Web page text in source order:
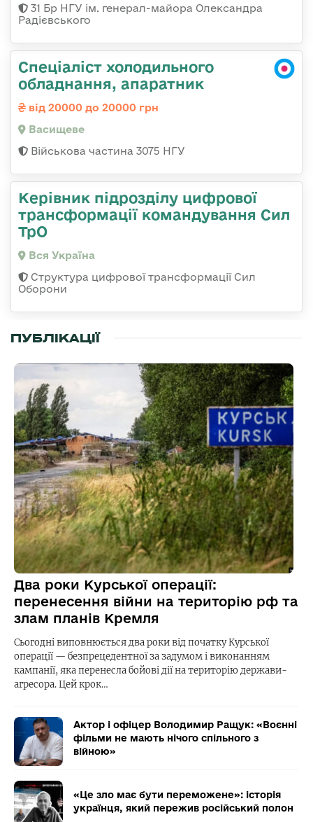
31 Бр НГУ ім. генерал-майора Олександра
Радієвського
Спеціаліст холодильного
обладнання, апаратник
від 20000 до 20000 грн
Васищеве
Військова частина 3075 НГУ
Керівник підрозділу цифрової
трансформації командування Сил
ТрО
Вся Україна
Структура цифрової трансформації Сил
Оборони
ПУБЛІКАЦІЇ
Два роки Курської операції:
перенесення війни на територію рф та
злам планів Кремля
Сьогодні виповнюється два роки від початку Курської
операції — безпрецедентної за задумом і виконанням
кампанії, яка перенесла бойові дії на територію держави-
агресора. Цей крок…
Актор і офіцер Володимир Ращук: «Воєнні
фільми не мають нічого спільного з
війною»
«Це зло має бути переможене»: історія
українця, який пережив російський полон